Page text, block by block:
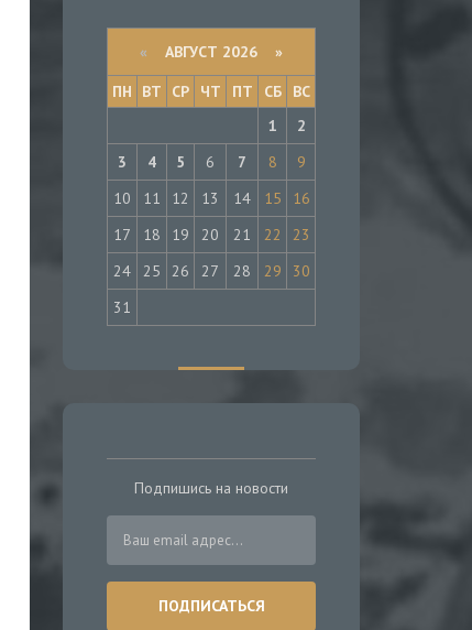
« АВГУСТ 2026 »
ПН
ВТ СР ЧТ ПТ СБ
ВС
1
2
3
4 5 6 7 8
9
10
11 12 13 14 15
16
17
18 19 20 21 22
23
24
25 26 27 28 29
30
31
Подпишись на новости